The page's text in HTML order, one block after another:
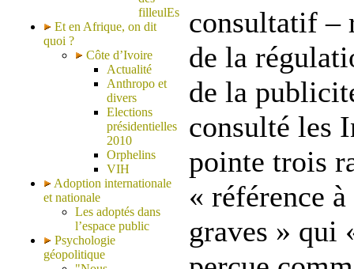
filleulEs
Et en Afrique, on dit
quoi ?
Côte d’Ivoire
Actualité
Anthropo et
divers
Elections
présidentielles
2010
Orphelins
VIH
Adoption internationale
et nationale
Les adoptés dans
l’espace public
Psychologie
géopolitique
consultatif –
de la
de la
consulté les
pointe trois
« référence
graves » qui